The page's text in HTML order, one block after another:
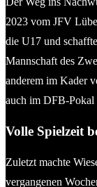
2023 vom JFV
die U17 und
Mannschaft des
anderem im Kader
auch im DFB-Pokal
Volle Spielzeit
Zuletzt machte
vergangenen